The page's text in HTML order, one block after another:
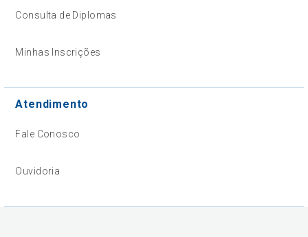
Consulta de Diplomas
Minhas Inscrições
Atendimento
Fale Conosco
Ouvidoria